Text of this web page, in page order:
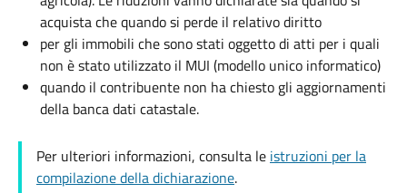
acquista che quando si perde il relativo diritto
per gli immobili che sono stati oggetto di atti per i quali
non è stato utilizzato il MUI (modello unico informatico)
quando il contribuente non ha chiesto gli aggiornamenti
della banca dati catastale.
Per ulteriori informazioni, consulta le istruzioni per la
compilazione della dichiarazione.